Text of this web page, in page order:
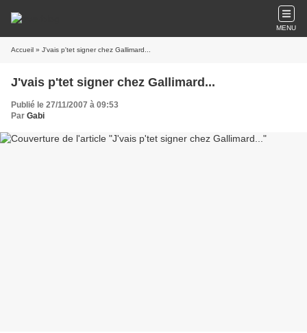
MENU
Accueil » J'vais p'tet signer chez Gallimard...
J'vais p'tet signer chez Gallimard...
Publié le 27/11/2007 à 09:53
Par Gabi